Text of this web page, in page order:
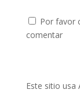
Por favor
comentar
Este sitio usa